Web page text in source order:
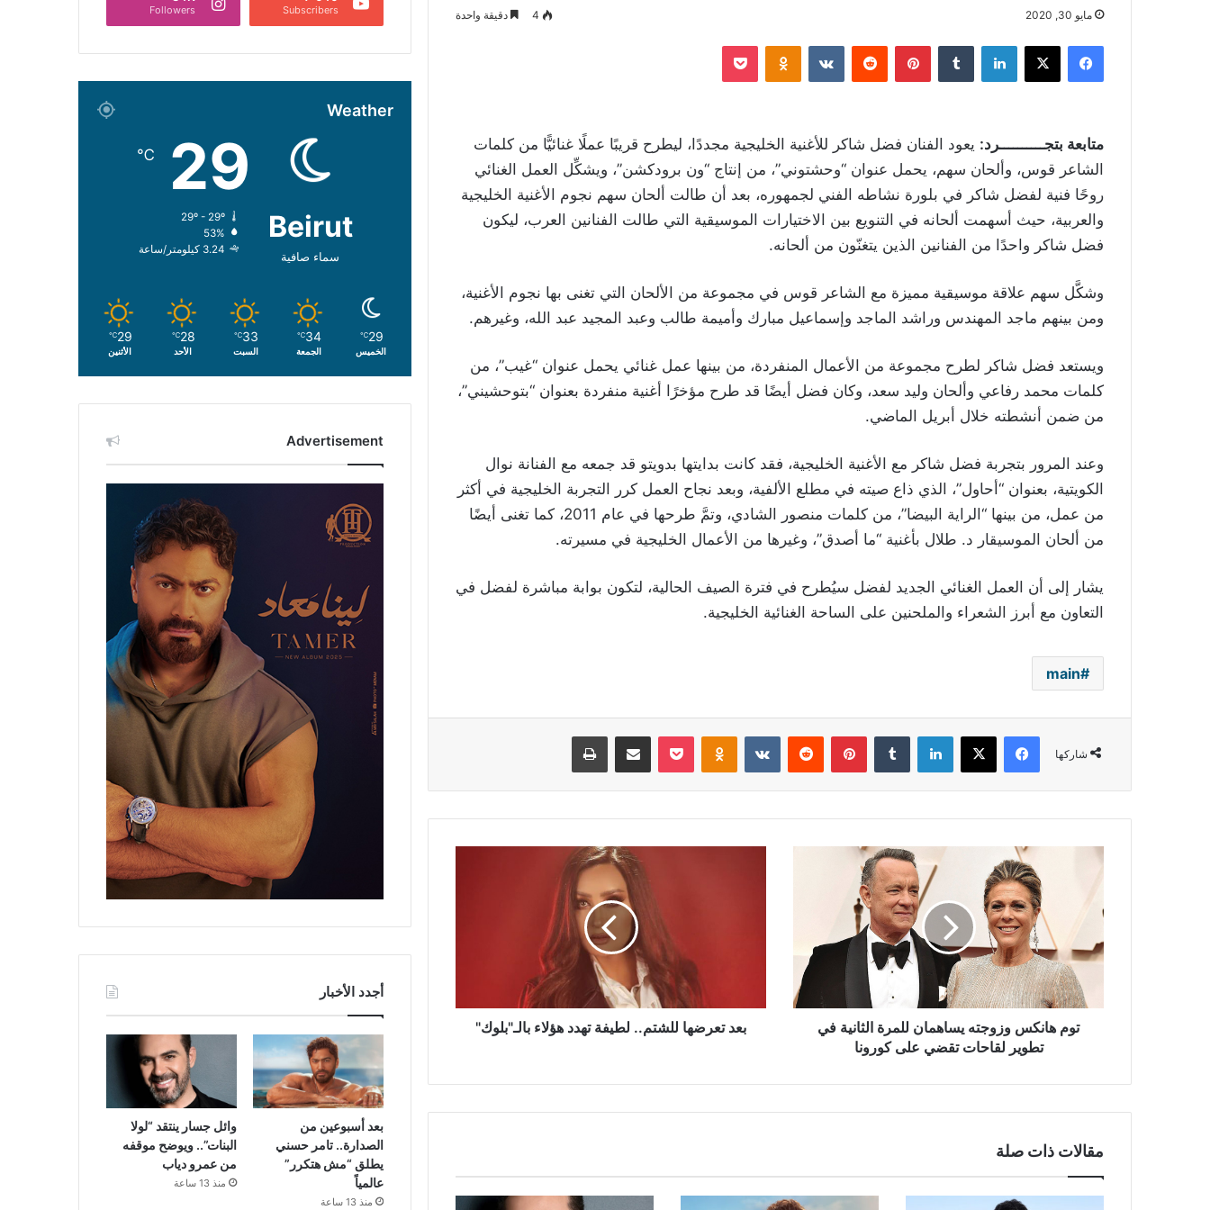
مايو 30, 2020 4 دقيقة واحدة
فيسبوك ‫X لينكدإن بينتيريست Odnoklassniki
‫Pocket
متابعة بتجــــــــــرد: يعود الفنان فضل شاكر للأغنية الخليجية مجددًا، ليطرح قريبًا عملًا غنائيًّا من كلمات
الشاعر قوس، وألحان سهم، يحمل عنوان “وحشتوني”، من إنتاج “ون برودكشن”، ويشكِّل العمل الغنائي
روحًا فنية لفضل شاكر في بلورة نشاطه الفني لجمهوره، بعد أن طالت ألحان سهم نجوم الأغنية الخليجية
والعربية، حيث أسهمت ألحانه في التنويع بين الاختيارات الموسيقية التي طالت الفنانين العرب، ليكون
فضل شاكر واحدًا من الفنانين الذين يتغنّون من ألحانه.
وشكَّل سهم علاقة موسيقية مميزة مع الشاعر قوس في مجموعة من الألحان التي تغنى بها نجوم الأغنية،
ومن بينهم ماجد المهندس وراشد الماجد وإسماعيل مبارك وأميمة طالب وعبد المجيد عبد الله، وغيرهم.
ويستعد فضل شاكر لطرح مجموعة من الأعمال المنفردة، من بينها عمل غنائي يحمل عنوان “غيب”، من
كلمات محمد رفاعي وألحان وليد سعد، وكان فضل أيضًا قد طرح مؤخرًا أغنية منفردة بعنوان “بتوحشيني”،
من ضمن أنشطته خلال أبريل الماضي.
وعند المرور بتجربة فضل شاكر مع الأغنية الخليجية، فقد كانت بدايتها بدويتو قد جمعه مع الفنانة نوال
الكويتية، بعنوان “أحاول”، الذي ذاع صيته في مطلع الألفية، وبعد نجاح العمل كرر التجربة الخليجية في أكثر
من عمل، من بينها “الراية البيضا”، من كلمات منصور الشادي، وتمَّ طرحها في عام 2011، كما تغنى أيضًا
من ألحان الموسيقار د. طلال بأغنية “ما أصدق”، وغيرها من الأعمال الخليجية في مسيرته.
يشار إلى أن العمل الغنائي الجديد لفضل سيُطرح في فترة الصيف الحالية، لتكون بوابة مباشرة لفضل في
التعاون مع أبرز الشعراء والملحنين على الساحة الغنائية الخليجية.
main
شاركها
فيسبوك ‫X لينكدإن بينتيريست Odnoklassniki
‫Pocket مشاركة عبر البريد طباعة
توم
يساهمان
الثانية
تطوير
لقاحات
تقضيتوم هانكس وزوجته يساهمان للمرة الثانية في
تطوير لقاحات تقضي على كورونا
بعد تعرضها للشتم.. لطيفة تهدد هؤلاء بالـ"بلوك"
مقالات ذات صلة
Subscribers
Followers
Weather
Beirut
سماء صافية
29
℃
29º - 29º
53%
3.24 كيلومتر/ساعة
29
℃
الخميس
34
℃
الجمعة
33
℃
السبت
28
℃
الأحد
29
℃
الأثنين
Advertisement
أجدد الأخبار
بعد أسبوعين من
الصدارة.. تامر حسني
يطلق “مش هتكرر”
عالمياً
منذ 13 ساعة
وائل جسار ينتقد “لولا
البنات”.. ويوضح موقفه
من عمرو دياب
منذ 13 ساعة